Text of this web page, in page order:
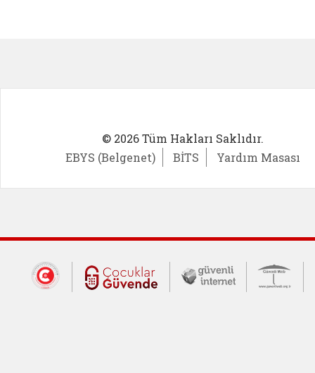
© 2026 Tüm Hakları Saklıdır.
EBYS (Belgenet)
BİTS Yardım Masası
Dış Bağlantılar
Cumhurbaşkanlığı İletişim Merkezi
Çocuklar Güvende (yeni
Güvenli